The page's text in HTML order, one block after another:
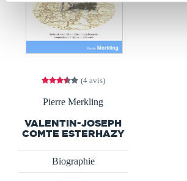
(4 avis)
Pierre Merkling
VALENTIN-JOSEPH
COMTE ESTERHAZY
Biographie